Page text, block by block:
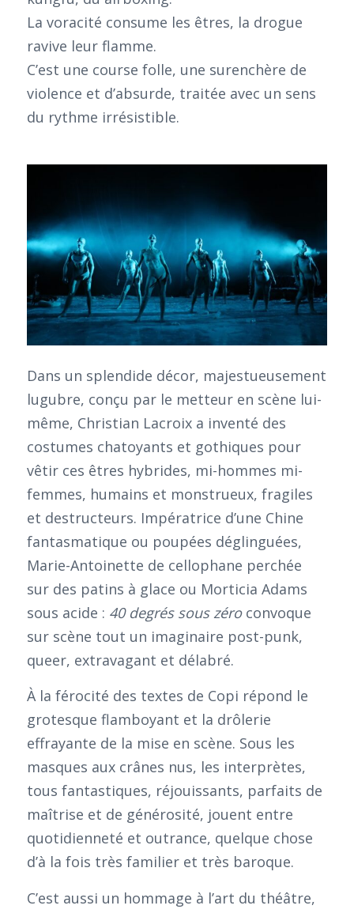
La voracité consume les êtres, la drogue
ravive leur flamme.
C’est une course folle, une surenchère de
violence et d’absurde, traitée avec un sens
du rythme irrésistible.
Dans un splendide décor, majestueusement
lugubre, conçu par le metteur en scène lui-
même, Christian Lacroix a inventé des
costumes chatoyants et gothiques pour
vêtir ces êtres hybrides, mi-hommes mi-
femmes, humains et monstrueux, fragiles
et destructeurs. Impératrice d’une Chine
fantasmatique ou poupées déglinguées,
Marie-Antoinette de cellophane perchée
sur des patins à glace ou Morticia Adams
sous acide : 40 degrés sous zéroconvoque
sur scène tout un imaginaire post-punk,
queer, extravagant et délabré.
À la férocité des textes de Copi répond le
grotesque flamboyant et la drôlerie
effrayante de la mise en scène. Sous les
masques aux crânes nus, les interprètes,
tous fantastiques, réjouissants, parfaits de
maîtrise et de générosité, jouent entre
quotidienneté et outrance, quelque chose
d’à la fois très familier et très baroque.
C’est aussi un hommage à l’art du théâtre,